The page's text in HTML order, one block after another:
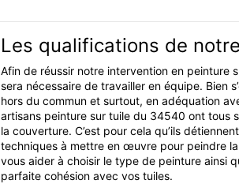
Les qualifications de
Afin de réussir notre intervention en peinture
sera nécessaire de travailler en équipe. Bien
hors du commun et surtout, en adéquation
artisans peinture sur tuile du 34540 ont tous
la couverture. C’est pour cela qu’ils
techniques à mettre en œuvre pour peindre
vous aider à choisir le type de peinture ainsi
parfaite cohésion avec vos tuiles.